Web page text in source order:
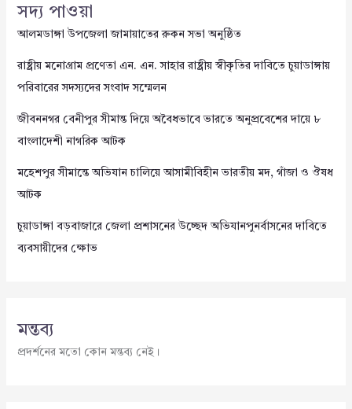
সদ্য পাওয়া
আলমডাঙ্গা উপজেলা জামায়াতের রুকন সভা অনুষ্ঠিত
রাষ্ট্রীয় মনোগ্রাম প্রণেতা এন. এন. সাহার রাষ্ট্রীয় স্বীকৃতির দাবিতে চুয়াডাঙ্গায়
পরিবারের সদস্যদের সংবাদ সম্মেলন
জীবননগর বেনীপুর সীমান্ত দিয়ে অবৈধভাবে ভারতে অনুপ্রবেশের দায়ে ৮
বাংলাদেশী নাগরিক আটক
মহেশপুর সীমান্তে অভিযান চালিয়ে আসামীবিহীন ভারতীয় মদ, গাঁজা ও ঔষধ
আটক
চুয়াডাঙ্গা বড়বাজারে জেলা প্রশাসনের উচ্ছেদ অভিযানপুনর্বাসনের দাবিতে
ব্যবসায়ীদের ক্ষোভ
মন্তব্য
প্রদর্শনের মতো কোন মন্তব্য নেই।